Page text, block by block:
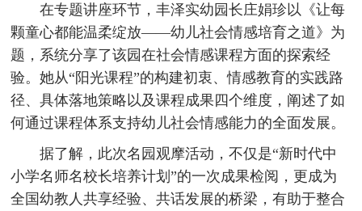
在专题讲座环节，丰泽实幼园长庄娟珍以《让每
颗童心都能温柔绽放——幼儿社会情感培育之道》为
题，系统分享了该园在社会情感课程方面的探索经
验。她从“阳光课程”的构建初衷、情感教育的实践路
径、具体落地策略以及课程成果四个维度，阐述了如
何通过课程体系支持幼儿社会情感能力的全面发展。
据了解，此次名园观摩活动，不仅是“新时代中
小学名师名校长培养计划”的一次成果检阅，更成为
全国幼教人共享经验、共话发展的桥梁，有助于整合